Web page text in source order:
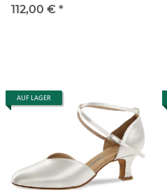
112,00 € *
AUF LAGER